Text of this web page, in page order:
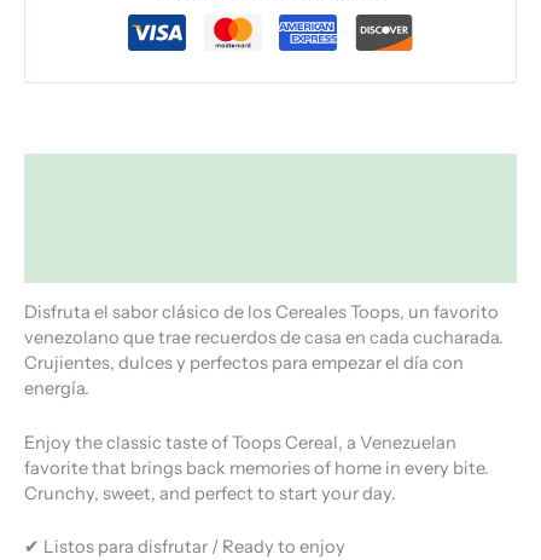
Disfruta el sabor clásico de los Cereales Toops, un favorito
venezolano que trae recuerdos de casa en cada cucharada.
Crujientes, dulces y perfectos para empezar el día con
energía.
Enjoy the classic taste of Toops Cereal, a Venezuelan
favorite that brings back memories of home in every bite.
Crunchy, sweet, and perfect to start your day.
✔ Listos para disfrutar / Ready to enjoy